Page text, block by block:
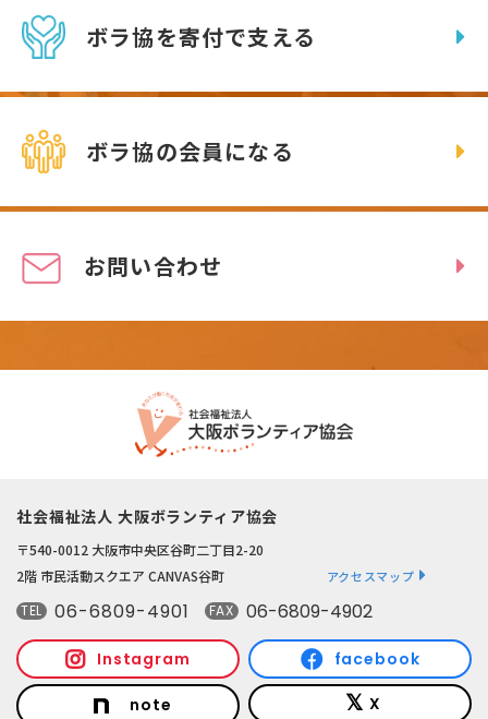
ボラ協を寄付で支える
ボラ協の会員になる
お問い合わせ
社会福祉法人 大阪ボランティア協会
〒540-0012 大阪市中央区谷町二丁目2-20
2階 市民活動スクエア CANVAS谷町
アクセスマップ
TEL 06-6809-4901 FAX 06-6809-4902
Instagram facebook
note X